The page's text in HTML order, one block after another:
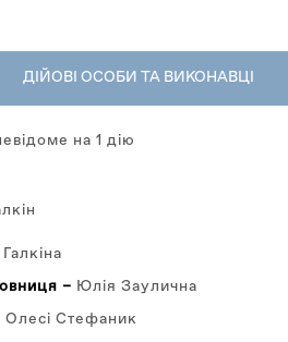
ДІЙОВІ ОСОБИ ТА ВИКОНАВЦІ
на 1 дію
– Юлія Заулична
Олесі Стефаник